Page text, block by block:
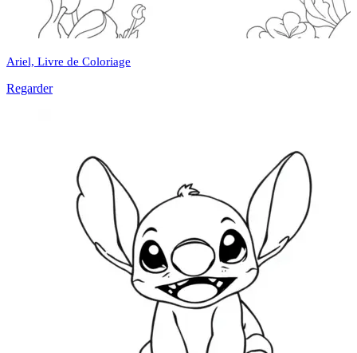
Ariel, Livre de Coloriage
Regarder